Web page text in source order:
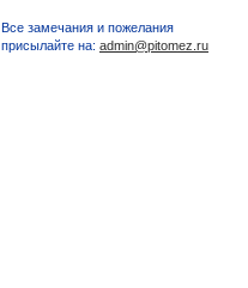
Все замечания и пожелания
присылайте на: admin@pitomez.ru